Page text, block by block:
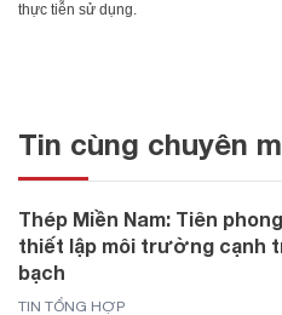
thực tiễn sử dụng.
Tin cùng chuyên
Thép Miền Nam: Tiên
thiết lập môi trường cạnh
bạch
TIN TỔNG HỢP